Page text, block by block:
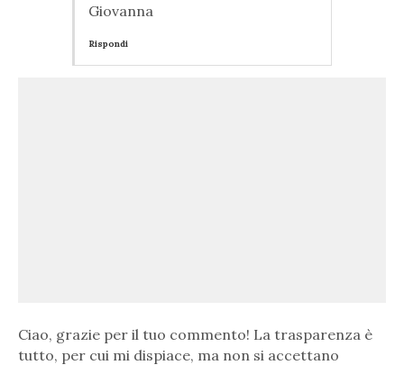
Giovanna
Rispondi
Ciao, grazie per il tuo commento! La trasparenza è
tutto, per cui mi dispiace, ma non si accettano